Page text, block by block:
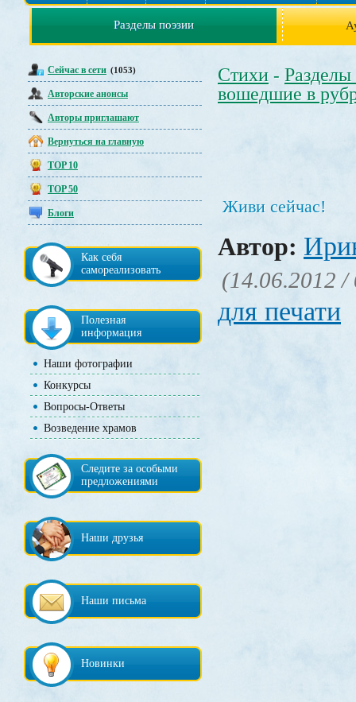
Разделы поэзии
Сейчас в сети (1053)
Авторские анонсы
Авторы приглашают
Вернуться на главную
TOP 10
TOP 50
Блоги
Как себя
самореализовать
Полезная
информация
Наши фотографии
Конкурсы
Вопросы-Ответы
Возведение храмов
Следите за особыми
предложениями
Наши друзья
Наши письма
Новинки
Стихи - Разделы
вошедшие в
Живи сейчас!
Автор:
(14.06.2012 /
для печати